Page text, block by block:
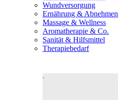
Wundversorgung
Ernährung & Abnehmen
Massage & Wellness
Aromatherapie & Co.
Sanität & Hilfsmittel
Therapiebedarf